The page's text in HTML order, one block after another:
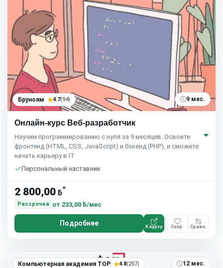
Бруноям 4.7(94) 9 мес.
Онлайн-курс Веб-разработчик
Научим программированию с нуля за 9 месяцев. Освоите
фронтенд (HTML, CSS, JavaScript) и бэкенд (PHP), и сможете
начать карьеру в IT
Персональный наставник
2 800,00 ƃ*
Рассрочка от 233,00 ƃ/мес
Подробнее К курсу Сохр. Сравн.
5.0(7)
Компьютерная академия TOP 4.8(257) 12 мес.